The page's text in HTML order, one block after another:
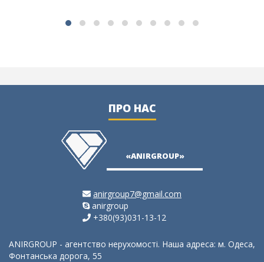
ПРО НАС
«ANIRGROUP»
anirgroup7@gmail.com
anirgroup
+380(93)031-13-12
ANIRGROUP - агентство нерухомості. Наша адреса: м. Одеса,
Фонтанська дорога, 55